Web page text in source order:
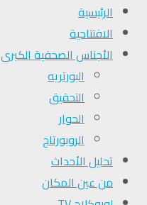
الرئيسية
الافتتاحية
الأجناس الصحفية الكبرى
البورتريه
التحقیق
الحوار
الروبورتاج
تحلیل الأحداث
من عين المكان